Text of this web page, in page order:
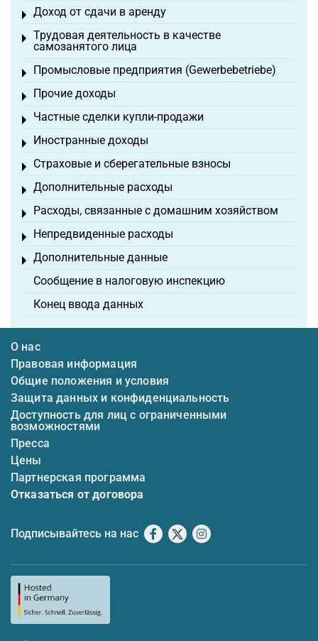
Доход от сдачи в аренду
Toggle menu
Трудовая деятельность в качестве
самозанятого лица
Toggle menu
Промысловые предприятия (Gewerbebetriebe)
Toggle menu
Прочие доходы
Toggle menu
Частные сделки купли-продажи
Toggle menu
Иностранные доходы
Toggle menu
Страховые и сберегательные взносы
Toggle menu
Дополнительные расходы
Toggle menu
Расходы, связанные с домашним хозяйством
Toggle menu
Непредвиденные расходы
Toggle menu
Дополнительные данные
Toggle menu
Сообщение в налоговую инспекцию
Конец ввода данных
О нас
Правовая информация
Общие положения и условия
Защита данных и конфиденциальность
Доступность для лиц с ограниченными
возможностями
Пресса
Цены
Партнерская программа
Отказаться от договора
Подписывайтесь на нас Facebook
X Instagram